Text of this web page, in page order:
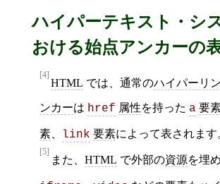
ハイパーテキスト・シ
おける始点アンカーの
[4]
HTML では、通常のハイパーリ
ンカーは href 属性を持った a 要
素 link 要素によって表されます
[5]
また、 HTML で外部の資源を埋